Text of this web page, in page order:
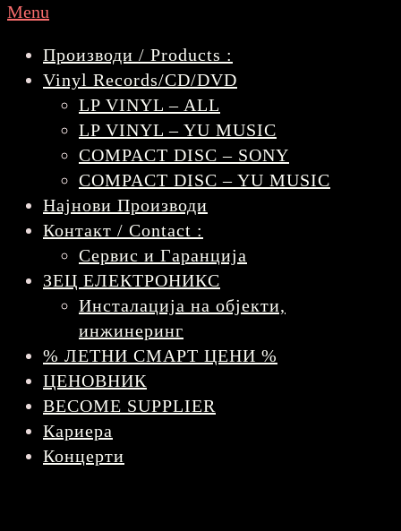
Menu
Производи / Products :
Vinyl Records/CD/DVD
LP VINYL – ALL
LP VINYL – YU MUSIC
COMPACT DISC – SONY
COMPACT DISC – YU MUSIC
Најнови Производи
Контакт / Contact :
Сервис и Гаранција
ЗЕЦ ЕЛЕКТРОНИКС
Инсталација на објекти,
инжинеринг
% ЛЕТНИ СМАРТ ЦЕНИ %
ЦЕНОВНИК
BECOME SUPPLIER
Кариера
Концерти